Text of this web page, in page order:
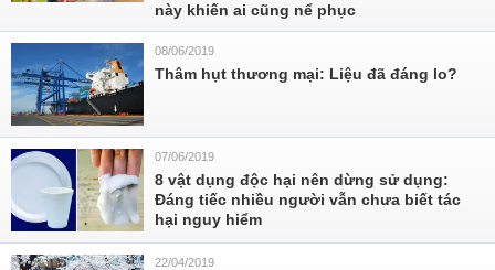
này khiến ai cũng nể phục
08/06/2019
Thâm hụt thương mại: Liệu đã đáng lo?
07/06/2019
8 vật dụng độc hại nên dừng sử dụng:
Đáng tiếc nhiều người vẫn chưa biết tác
hại nguy hiểm
22/04/2019